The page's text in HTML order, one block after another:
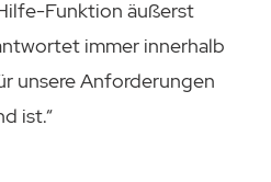
Funktion äußerst
immer innerhalb
unsere Anforderungen
ist.“